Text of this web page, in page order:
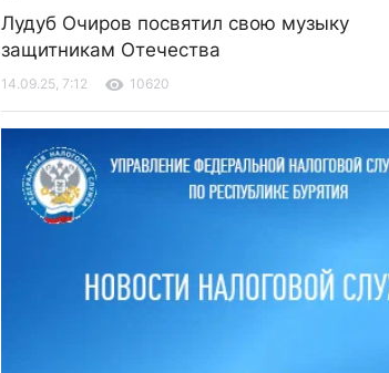
Лудуб Очиров посвятил свою музыку
защитникам Отечества
14.09.25, 7:12 10620